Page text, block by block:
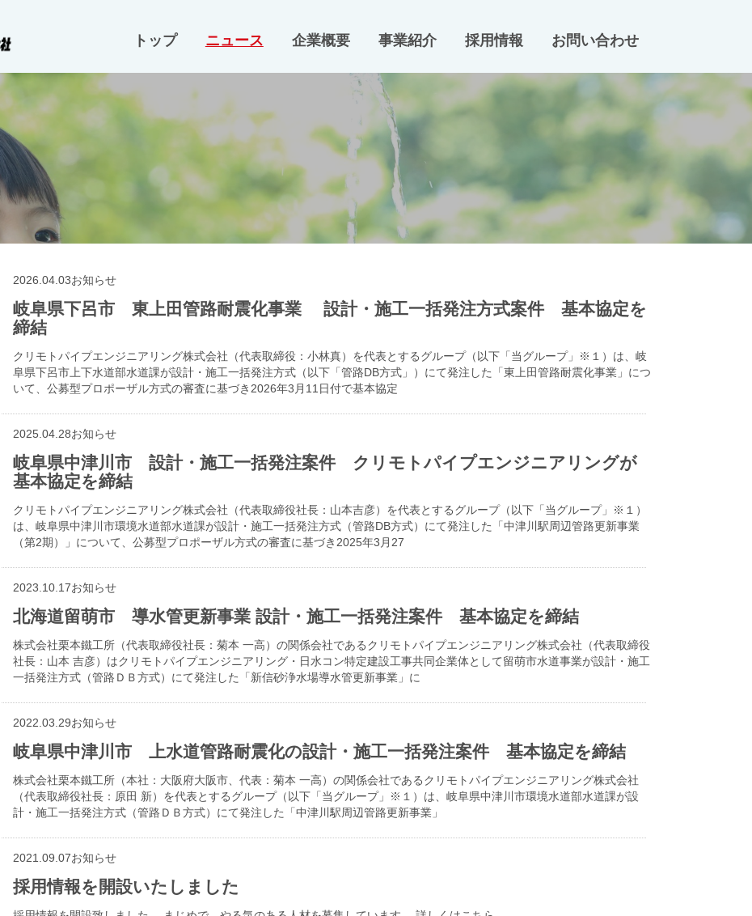
トップ ニュース 企業概要 事業紹介 採用情報 お問い合わせ
2026.04.03お知らせ
岐阜県下呂市 東上田管路耐震化事業 設計・施工一括発注方式案件 基本協定を
締結
クリモトパイプエンジニアリング株式会社（代表取締役：小林真）を代表とするグループ（以下「当グループ」※１）は、岐
阜県下呂市上下水道部水道課が設計・施工一括発注方式（以下「管路DB方式」）にて発注した「東上田管路耐震化事業」につ
いて、公募型プロポーザル方式の審査に基づき2026年3月11日付で基本協定
2025.04.28お知らせ
岐阜県中津川市 設計・施工一括発注案件 クリモトパイプエンジニアリングが
基本協定を締結
クリモトパイプエンジニアリング株式会社（代表取締役社長：山本吉彦）を代表とするグループ（以下「当グループ」※１）
は、岐阜県中津川市環境水道部水道課が設計・施工一括発注方式（管路DB方式）にて発注した「中津川駅周辺管路更新事業
（第2期）」について、公募型プロポーザル方式の審査に基づき2025年3月27
2023.10.17お知らせ
北海道留萌市 導水管更新事業 設計・施工一括発注案件 基本協定を締結
株式会社栗本鐵工所（代表取締役社長：菊本 一高）の関係会社であるクリモトパイプエンジニアリング株式会社（代表取締役
社長：山本 吉彦）はクリモトパイプエンジニアリング・日水コン特定建設工事共同企業体として留萌市水道事業が設計・施工
一括発注方式（管路ＤＢ方式）にて発注した「新信砂浄水場導水管更新事業」に
2022.03.29お知らせ
岐阜県中津川市 上水道管路耐震化の設計・施工一括発注案件 基本協定を締結
株式会社栗本鐵工所（本社：大阪府大阪市、代表：菊本 一高）の関係会社であるクリモトパイプエンジニアリング株式会社
（代表取締役社長：原田 新）を代表とするグループ（以下「当グループ」※１）は、岐阜県中津川市環境水道部水道課が設
計・施工一括発注方式（管路ＤＢ方式）にて発注した「中津川駅周辺管路更新事業」
2021.09.07お知らせ
採用情報を開設いたしました